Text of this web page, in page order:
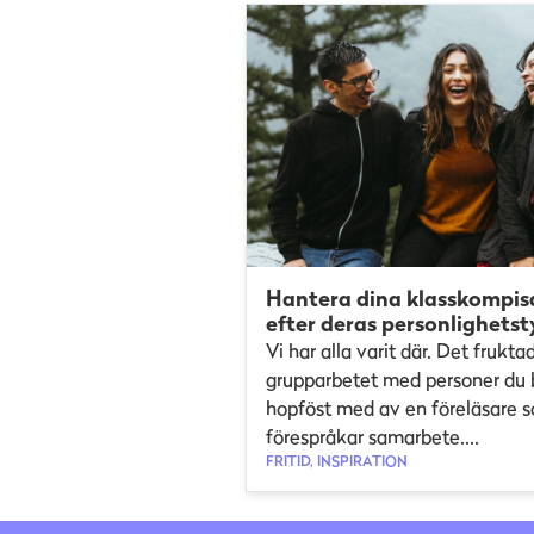
Hantera dina
efter deras
Vi har alla varit där. Det
grupparbetet med personer du
hopföst med av en föreläsare
förespråkar samarbete....
FRITID, INSPIRATION